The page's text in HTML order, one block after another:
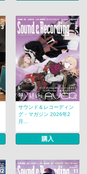
サウンド＆レコーディン
グ・マガジン 2026年2
月...
購入